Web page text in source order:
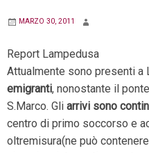
MARZO 30, 2011
Report Lampedusa
Attualmente sono presenti a
emigranti, nonostante il
S.Marco. Gli arrivi sono
centro di primo soccorso e
oltremisura(ne può